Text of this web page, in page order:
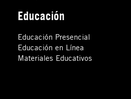
Educación
Educación Presencial
Educación en Línea
Materiales Educativos